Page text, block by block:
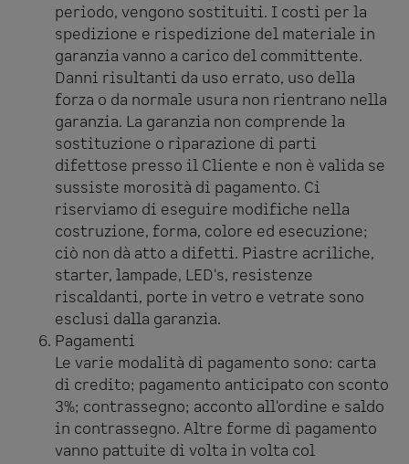
periodo, vengono sostituiti. I costi per la
spedizione e rispedizione del materiale in
garanzia vanno a carico del committente.
Danni risultanti da uso errato, uso della
forza o da normale usura non rientrano nella
garanzia. La garanzia non comprende la
sostituzione o riparazione di parti
difettose presso il Cliente e non è valida se
sussiste morosità di pagamento. Ci
riserviamo di eseguire modifiche nella
costruzione, forma, colore ed esecuzione;
ciò non dà atto a difetti. Piastre acriliche,
starter, lampade, LED's, resistenze
riscaldanti, porte in vetro e vetrate sono
esclusi dalla garanzia.
Pagamenti
Le varie modalità di pagamento sono: carta
di credito; pagamento anticipato con sconto
3%; contrassegno; acconto all'ordine e saldo
in contrassegno. Altre forme di pagamento
vanno pattuite di volta in volta col